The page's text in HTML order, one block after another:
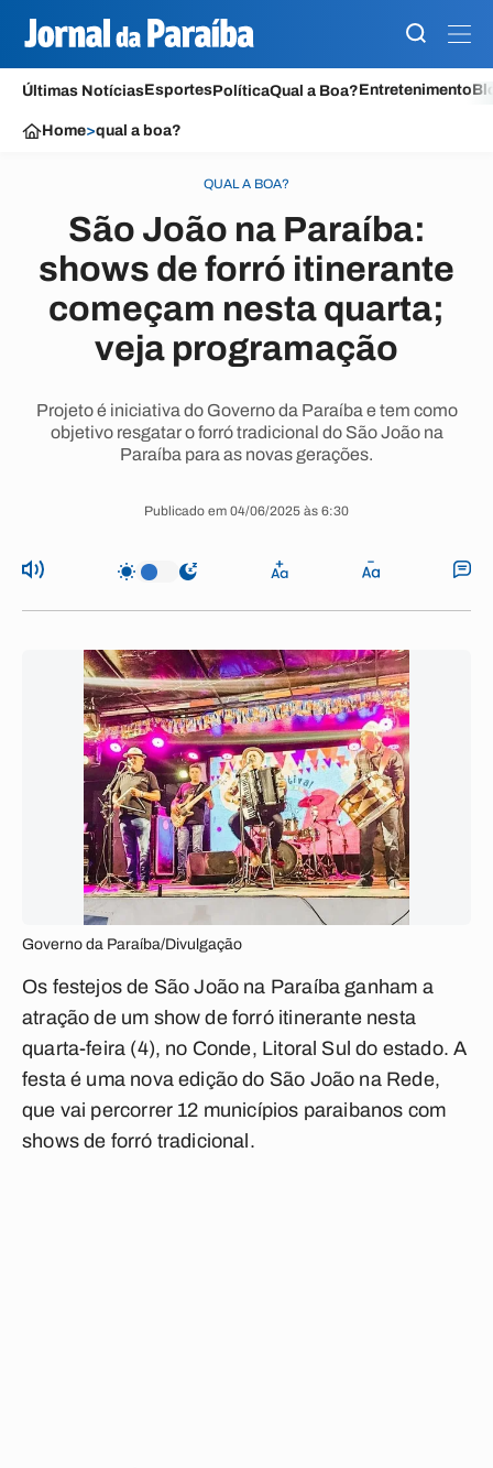
Últimas NotíciasEsportesPolíticaQual a Boa?Entretenimento
Home>qual a boa?
QUAL A BOA?
São João na Paraíba:
shows de forró itinerante
começam nesta quarta;
veja programação
Projeto é iniciativa do Governo da Paraíba e tem como
objetivo resgatar o forró tradicional do São João na
Paraíba para as novas gerações.
Publicado em 04/06/2025 às 6:30
Governo da Paraíba/Divulgação
Os festejos de São João na Paraíba ganham a
atração de um show de forró itinerante nesta
quarta-feira (4), no Conde, Litoral Sul do estado. A
festa é uma nova edição do São João na Rede,
que vai percorrer 12 municípios paraibanos com
shows de forró tradicional.